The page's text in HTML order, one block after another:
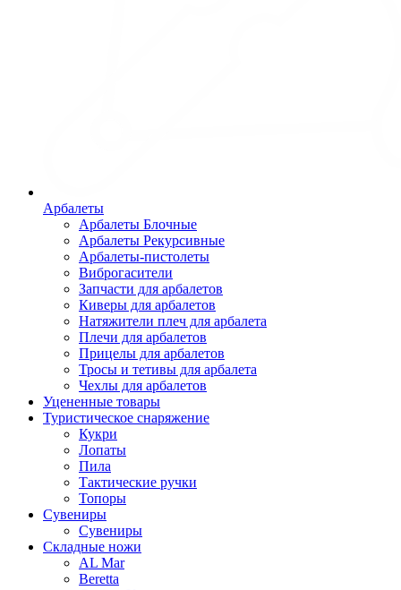
Арбалеты
Арбалеты Блочные
Арбалеты Рекурсивные
Арбалеты-пистолеты
Виброгасители
Запчасти для арбалетов
Киверы для арбалетов
Натяжители плеч для арбалета
Плечи для арбалетов
Прицелы для арбалетов
Тросы и тетивы для арбалета
Чехлы для арбалетов
Уцененные товары
Туристическое снаряжение
Кукри
Лопаты
Пила
Тактические ручки
Топоры
Сувениры
Сувениры
Складные ножи
AL Mar
Beretta